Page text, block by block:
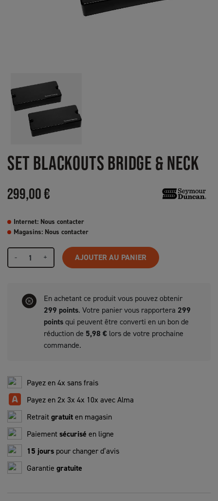
SET BLACKOUTS BRIDGE & NECK
299,00 €
Internet: Nous contacter
Magasins: Nous contacter
- + AJOUTER AU PANIER
En achetant ce produit vous pouvez obtenir
299 points. Votre panier vous rapportera 299
pointsqui peuvent être converti en un bon de
réduction de 5,98 €lors de votre prochaine
commande.
Payez en 4x sans frais
Payez en 2x 3x 4x 10x avec Alma
Retraitgratuiten magasin
Paiementsécurisé en ligne
15 jours pour changer d’avis
Garantie gratuite